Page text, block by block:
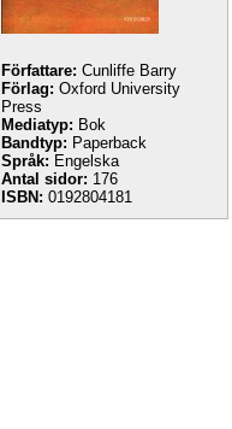
Författare: Cunliffe Barry
Förlag: Oxford University
Press
Mediatyp: Bok
Bandtyp: Paperback
Språk: Engelska
Antal sidor: 176
ISBN: 0192804181